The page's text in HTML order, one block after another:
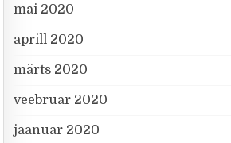
mai 2020
aprill 2020
märts 2020
veebruar 2020
jaanuar 2020